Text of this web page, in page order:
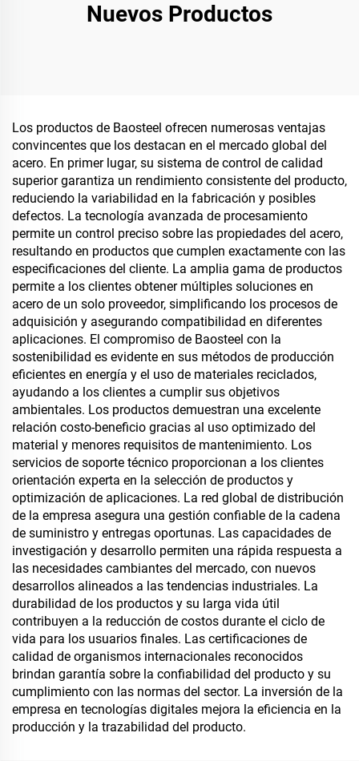
Nuevos Productos
Los productos de Baosteel ofrecen numerosas ventajas
convincentes que los destacan en el mercado global del
acero. En primer lugar, su sistema de control de calidad
superior garantiza un rendimiento consistente del producto,
reduciendo la variabilidad en la fabricación y posibles
defectos. La tecnología avanzada de procesamiento
permite un control preciso sobre las propiedades del acero,
resultando en productos que cumplen exactamente con las
especificaciones del cliente. La amplia gama de productos
permite a los clientes obtener múltiples soluciones en
acero de un solo proveedor, simplificando los procesos de
adquisición y asegurando compatibilidad en diferentes
aplicaciones. El compromiso de Baosteel con la
sostenibilidad es evidente en sus métodos de producción
eficientes en energía y el uso de materiales reciclados,
ayudando a los clientes a cumplir sus objetivos
ambientales. Los productos demuestran una excelente
relación costo-beneficio gracias al uso optimizado del
material y menores requisitos de mantenimiento. Los
servicios de soporte técnico proporcionan a los clientes
orientación experta en la selección de productos y
optimización de aplicaciones. La red global de distribución
de la empresa asegura una gestión confiable de la cadena
de suministro y entregas oportunas. Las capacidades de
investigación y desarrollo permiten una rápida respuesta a
las necesidades cambiantes del mercado, con nuevos
desarrollos alineados a las tendencias industriales. La
durabilidad de los productos y su larga vida útil
contribuyen a la reducción de costos durante el ciclo de
vida para los usuarios finales. Las certificaciones de
calidad de organismos internacionales reconocidos
brindan garantía sobre la confiabilidad del producto y su
cumplimiento con las normas del sector. La inversión de la
empresa en tecnologías digitales mejora la eficiencia en la
producción y la trazabilidad del producto.